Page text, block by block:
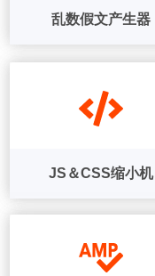
乱数假文产生器
JS＆CSS缩小机